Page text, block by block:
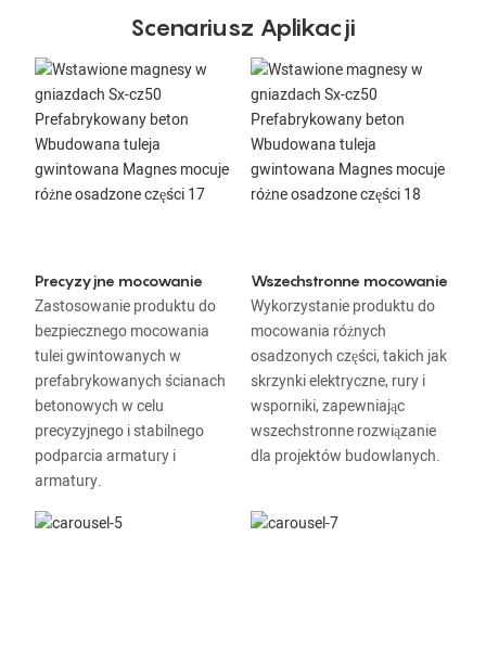
Scenariusz Aplikacji
Precyzyjne mocowanie
Zastosowanie produktu do
bezpiecznego mocowania
tulei gwintowanych w
prefabrykowanych ścianach
betonowych w celu
precyzyjnego i stabilnego
podparcia armatury i
armatury.
Wszechstronne mocowanie
Wykorzystanie produktu do
mocowania różnych
osadzonych części, takich jak
skrzynki elektryczne, rury i
wsporniki, zapewniając
wszechstronne rozwiązanie
dla projektów budowlanych.